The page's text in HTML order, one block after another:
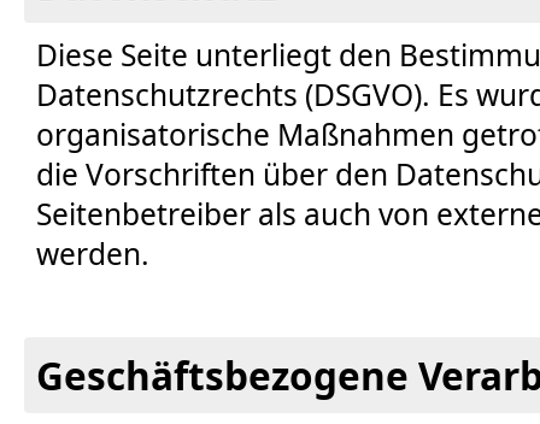
Diese Seite unterliegt den
Datenschutzrechts (DSGVO). Es
organisatorische Maßnahmen
die Vorschriften über den
Seitenbetreiber als auch von
werden.
Geschäftsbezogene